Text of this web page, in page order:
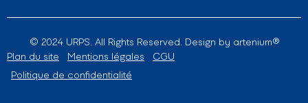
© 2024 URPS. All Rights Reserved. Design by artenium®
Plan du site
Mentions légales
CGU
Politique de confidentialité